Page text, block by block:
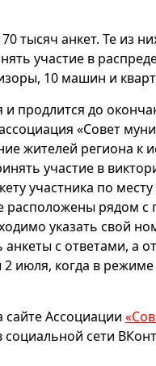
тысяч анкет. Те из
участие в
10 машин и
продлится до
«Совет
жителей региона к
участие в
участника по
расположены рядом
указать свой
с ответами, а
июля, когда в
Ассоциации
социальной сети